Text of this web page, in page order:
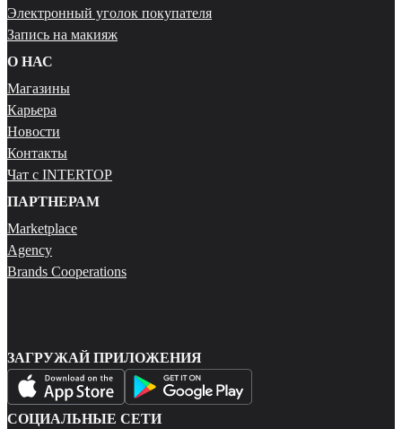
Электронный уголок покупателя
Запись на макияж
О НАС
Магазины
Карьера
Новости
Контакты
Чат с INTERTOP
ПАРТНЕРАМ
Marketplace
Agency
Brands Cooperations
ЗАГРУЖАЙ ПРИЛОЖЕНИЯ
СОЦИАЛЬНЫЕ СЕТИ